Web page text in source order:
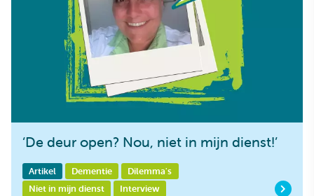
‘De deur open? Nou, niet in mijn dienst!’
Artikel Dementie
Dilemma's
Niet in mijn dienst
Interview